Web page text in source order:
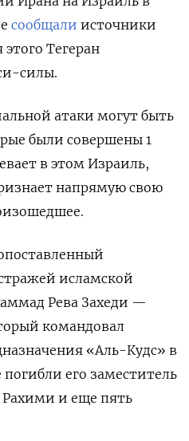
сообщали источники
Тегеран
силы.
атаки могут быть
были совершены 1
в этом Израиль,
напрямую свою
исламской
Рева Захеди —
командовал
«Аль-Кудс» в
его заместитель
и еще пять